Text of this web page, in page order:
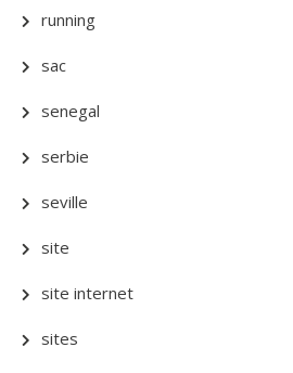
running
sac
senegal
serbie
seville
site
site internet
sites